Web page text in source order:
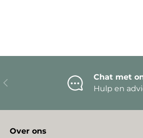
Vorige
Chat met
Hulp en
Over ons